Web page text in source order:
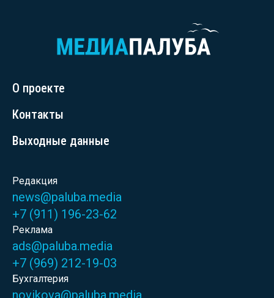
О проекте
Контакты
Выходные данные
Редакция
news@paluba.media
+7 (911) 196-23-62
Реклама
ads@paluba.media
+7 (969) 212-19-03
Бухгалтерия
novikova@paluba.media